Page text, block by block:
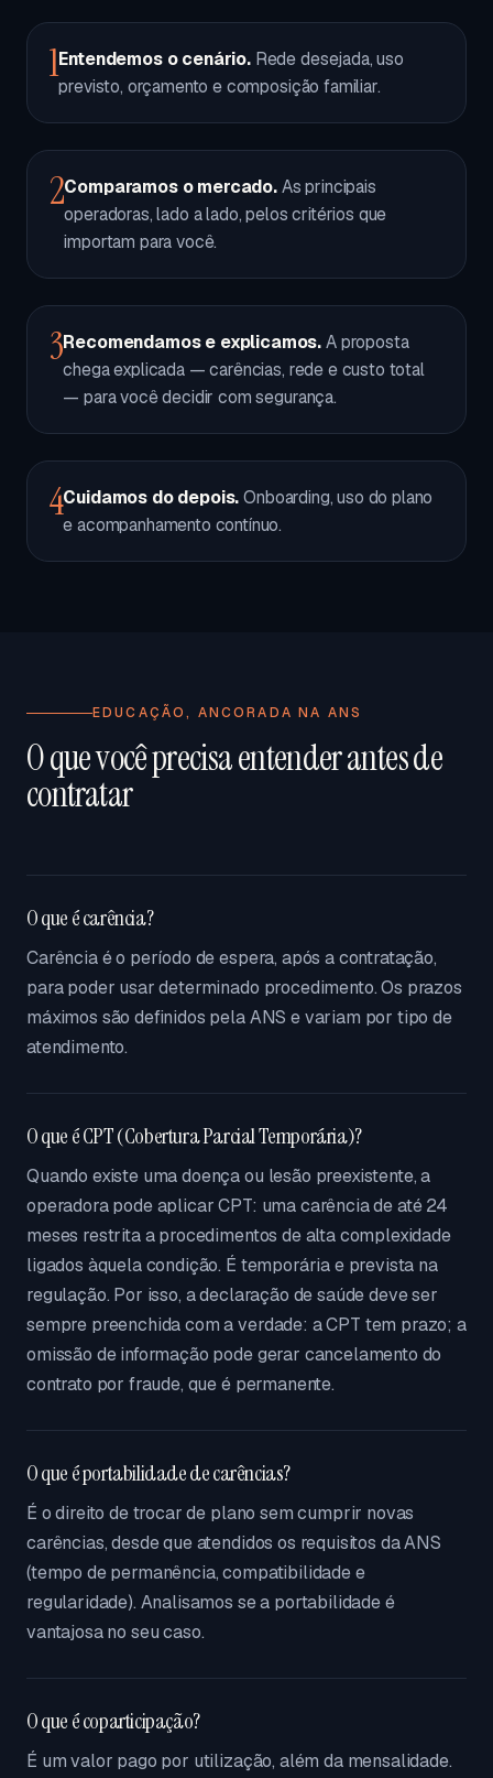
1Entendemos o cenário. Rede desejada, uso
previsto, orçamento e composição familiar.
2Comparamos o mercado.As principais
operadoras, lado a lado, pelos critérios que
importam para você.
3Recomendamos e explicamos.A proposta
chega explicada — carências, rede e custo total
— para você decidir com segurança.
4Cuidamos do depois.Onboarding, uso do plano
e acompanhamento contínuo.
EDUCAÇÃO, ANCORADA NA ANS
O que você precisa entender antes de
contratar
O que é carência?
Carência é o período de espera, após a contratação,
para poder usar determinado procedimento. Os prazos
máximos são definidos pela ANS e variam por tipo de
atendimento.
O que é CPT (Cobertura Parcial Temporária)?
Quando existe uma doença ou lesão preexistente, a
operadora pode aplicar CPT: uma carência de até 24
meses restrita a procedimentos de alta complexidade
ligados àquela condição. É temporária e prevista na
regulação. Por isso, a declaração de saúde deve ser
sempre preenchida com a verdade: a CPT tem prazo; a
omissão de informação pode gerar cancelamento do
contrato por fraude, que é permanente.
O que é portabilidade de carências?
É o direito de trocar de plano sem cumprir novas
carências, desde que atendidos os requisitos da ANS
(tempo de permanência, compatibilidade e
regularidade). Analisamos se a portabilidade é
vantajosa no seu caso.
O que é coparticipação?
É um valor pago por utilização, além da mensalidade.